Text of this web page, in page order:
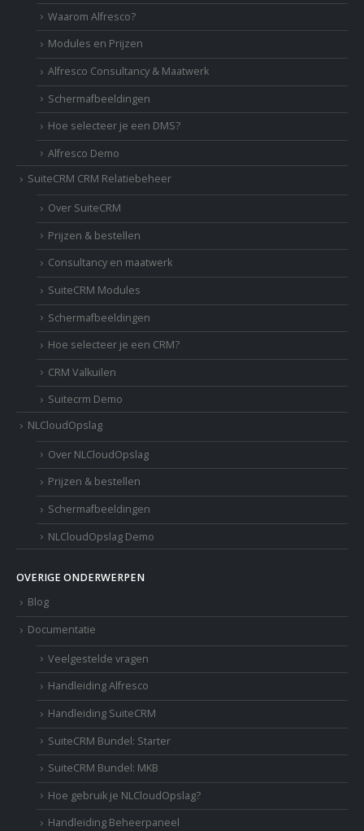
Waarom Alfresco?
Modules en Prijzen
Alfresco Consultancy & Maatwerk
Schermafbeeldingen
Hoe selecteer je een DMS?
Alfresco Demo
SuiteCRM CRM Relatiebeheer
Over SuiteCRM
Prijzen & bestellen
Consultancy en maatwerk
SuiteCRM Modules
Schermafbeeldingen
Hoe selecteer je een CRM?
CRM Valkuilen
Suitecrm Demo
NLCloudOpslag
Over NLCloudOpslag
Prijzen & bestellen
Schermafbeeldingen
NLCloudOpslag Demo
OVERIGE ONDERWERPEN
Blog
Documentatie
Veelgestelde vragen
Handleiding Alfresco
Handleiding SuiteCRM
SuiteCRM Bundel: Starter
SuiteCRM Bundel: MKB
Hoe gebruik je NLCloudOpslag?
Handleiding Beheerpaneel